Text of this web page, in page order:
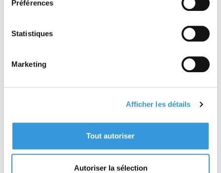
Préférences
Statistiques
Marketing
Afficher les détails
Tout autoriser
Autoriser la sélection
sécurité, Directeurs
Fabricants, Installateurs,
Maîtres d'ouvrage,
Responsables travaux,
Responsables immobiliers,